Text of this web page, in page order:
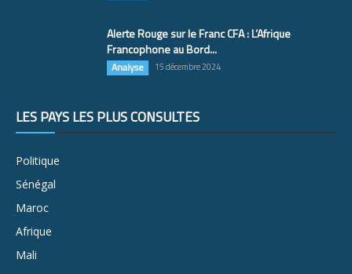
Alerte Rouge sur le Franc CFA : L’Afrique
Francophone au Bord...
Analyse 15 décembre 2024
LES PAYS LES PLUS CONSULTÉS
Politique
Sénégal
Maroc
Afrique
Mali